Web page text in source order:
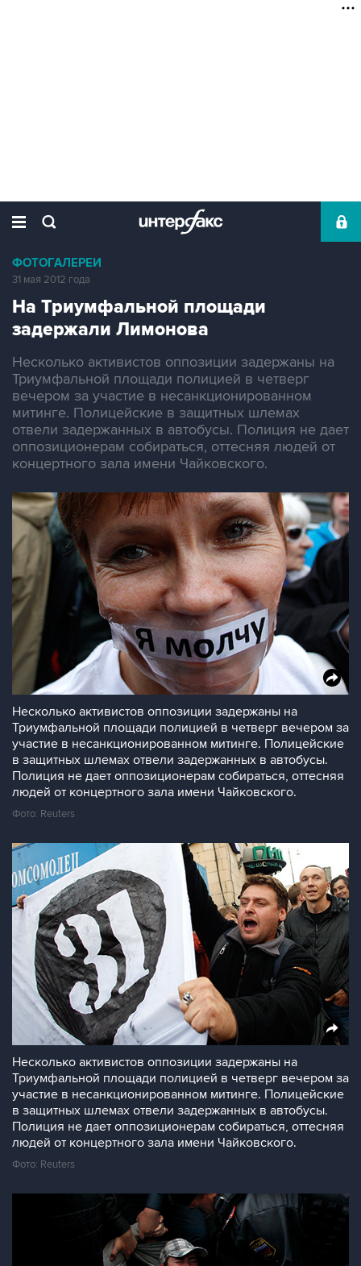
ФОТОГАЛЕРЕИ
31 мая 2012 года
На Триумфальной площади
задержали Лимонова
Несколько активистов оппозиции задержаны на
Триумфальной площади полицией в четверг
вечером за участие в несанкционированном
митинге. Полицейские в защитных шлемах
отвели задержанных в автобусы. Полиция не дает
оппозиционерам собираться, оттесняя людей от
концертного зала имени Чайковского.
Несколько активистов оппозиции задержаны на
Триумфальной площади полицией в четверг вечером за
участие в несанкционированном митинге. Полицейские
в защитных шлемах отвели задержанных в автобусы.
Полиция не дает оппозиционерам собираться, оттесняя
людей от концертного зала имени Чайковского.
Фото: Reuters
Несколько активистов оппозиции задержаны на
Триумфальной площади полицией в четверг вечером за
участие в несанкционированном митинге. Полицейские
в защитных шлемах отвели задержанных в автобусы.
Полиция не дает оппозиционерам собираться, оттесняя
людей от концертного зала имени Чайковского.
Фото: Reuters